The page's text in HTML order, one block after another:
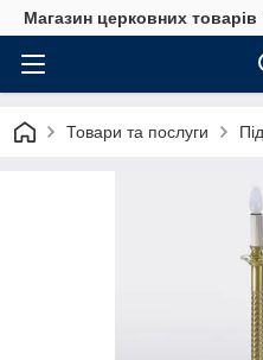
Магазин церковних товарів
Товари та послуги